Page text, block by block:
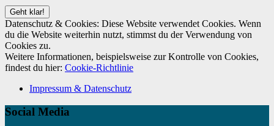
Datenschutz & Cookies: Diese Website verwendet Cookies. Wenn
du die Website weiterhin nutzt, stimmst du der Verwendung von
Cookies zu.
Weitere Informationen, beispielsweise zur Kontrolle von Cookies,
findest du hier: Cookie-Richtlinie
Impressum & Datenschutz
Social Media